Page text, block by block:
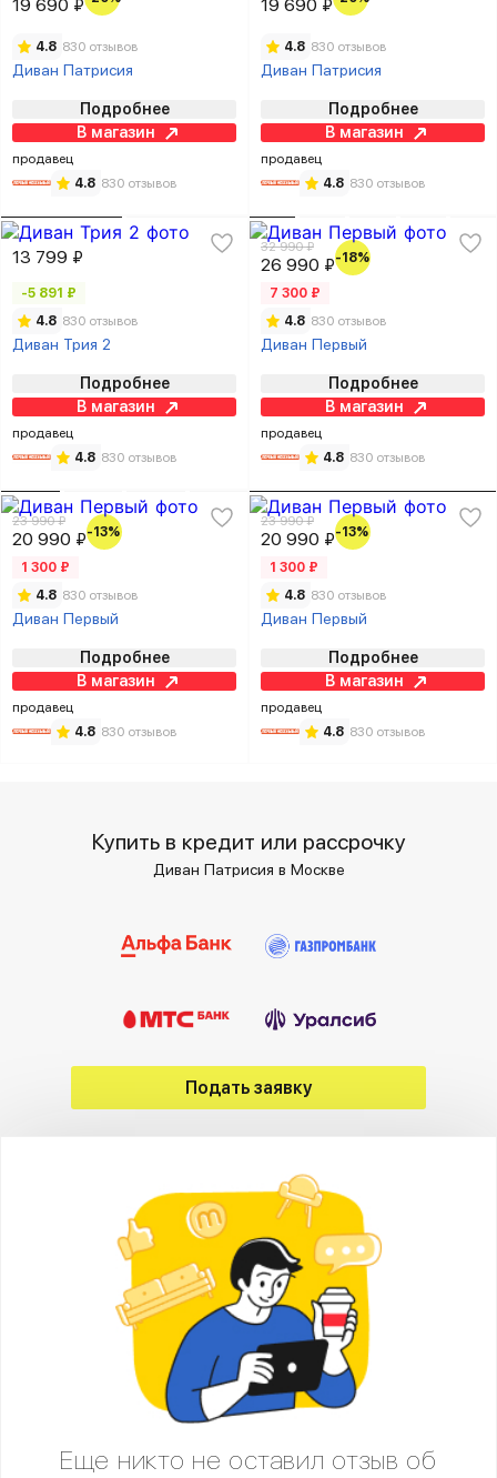
19 690 ₽
4.8 830 отзывов
Диван Патрисия
Подробнее
В магазин
продавец
4.8 830 отзывов
19 690 ₽
4.8 830 отзывов
Диван Патрисия
Подробнее
В магазин
продавец
4.8 830 отзывов
13 799 ₽
-5 891 ₽
4.8 830 отзывов
Диван Трия 2
Подробнее
В магазин
продавец
4.8 830 отзывов
32 990 ₽
26 990 ₽-18%
7 300 ₽
4.8 830 отзывов
Диван Первый
Подробнее
В магазин
продавец
4.8 830 отзывов
23 990 ₽
20 990 ₽-13%
1 300 ₽
4.8 830 отзывов
Диван Первый
Подробнее
В магазин
продавец
4.8 830 отзывов
23 990 ₽
20 990 ₽-13%
1 300 ₽
4.8 830 отзывов
Диван Первый
Подробнее
В магазин
продавец
4.8 830 отзывов
Купить в кредит или рассрочку
Диван Патрисия в Москве
Подать заявку
Еще никто не оставил отзыв об